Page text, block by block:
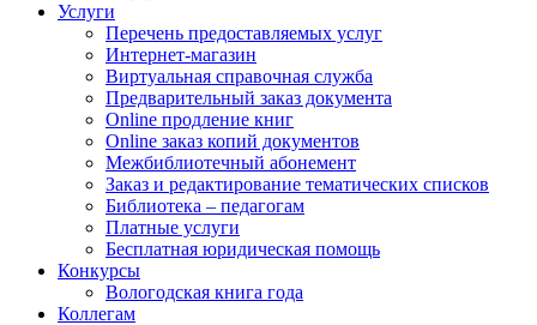
Услуги
Перечень предоставляемых услуг
Интернет-магазин
Виртуальная справочная служба
Предварительный заказ документа
Online продление книг
Online заказ копий документов
Межбиблиотечный абонемент
Заказ и редактирование тематических списков
Библиотека – педагогам
Платные услуги
Бесплатная юридическая помощь
Конкурсы
Вологодская книга года
Коллегам